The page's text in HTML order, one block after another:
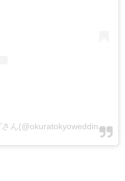
ホテルオークラ東京 ウエディングさん(@okuratokyowedding)がシェアした投稿